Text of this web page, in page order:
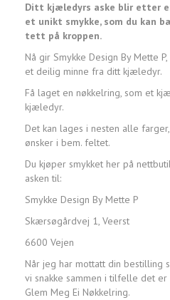
Ditt kjæledyrs aske blir etter
et unikt smykke, som du kan
tett på kroppen.
Nå gir Smykke Design By Mette
et deilig minne fra ditt kjæledyr.
Få laget en nøkkelring, som et
kjæledyr.
Det kan lages i nesten alle
ønsker i bem. feltet.
Du kjøper smykket her på
asken til:
Smykke Design By Mette P
Skærsøgårdvej 1, Veerst
6600 Vejen
Når jeg har mottatt din bestilling
vi snakke sammen i tilfelle det
Glem Meg Ei Nøkkelring.